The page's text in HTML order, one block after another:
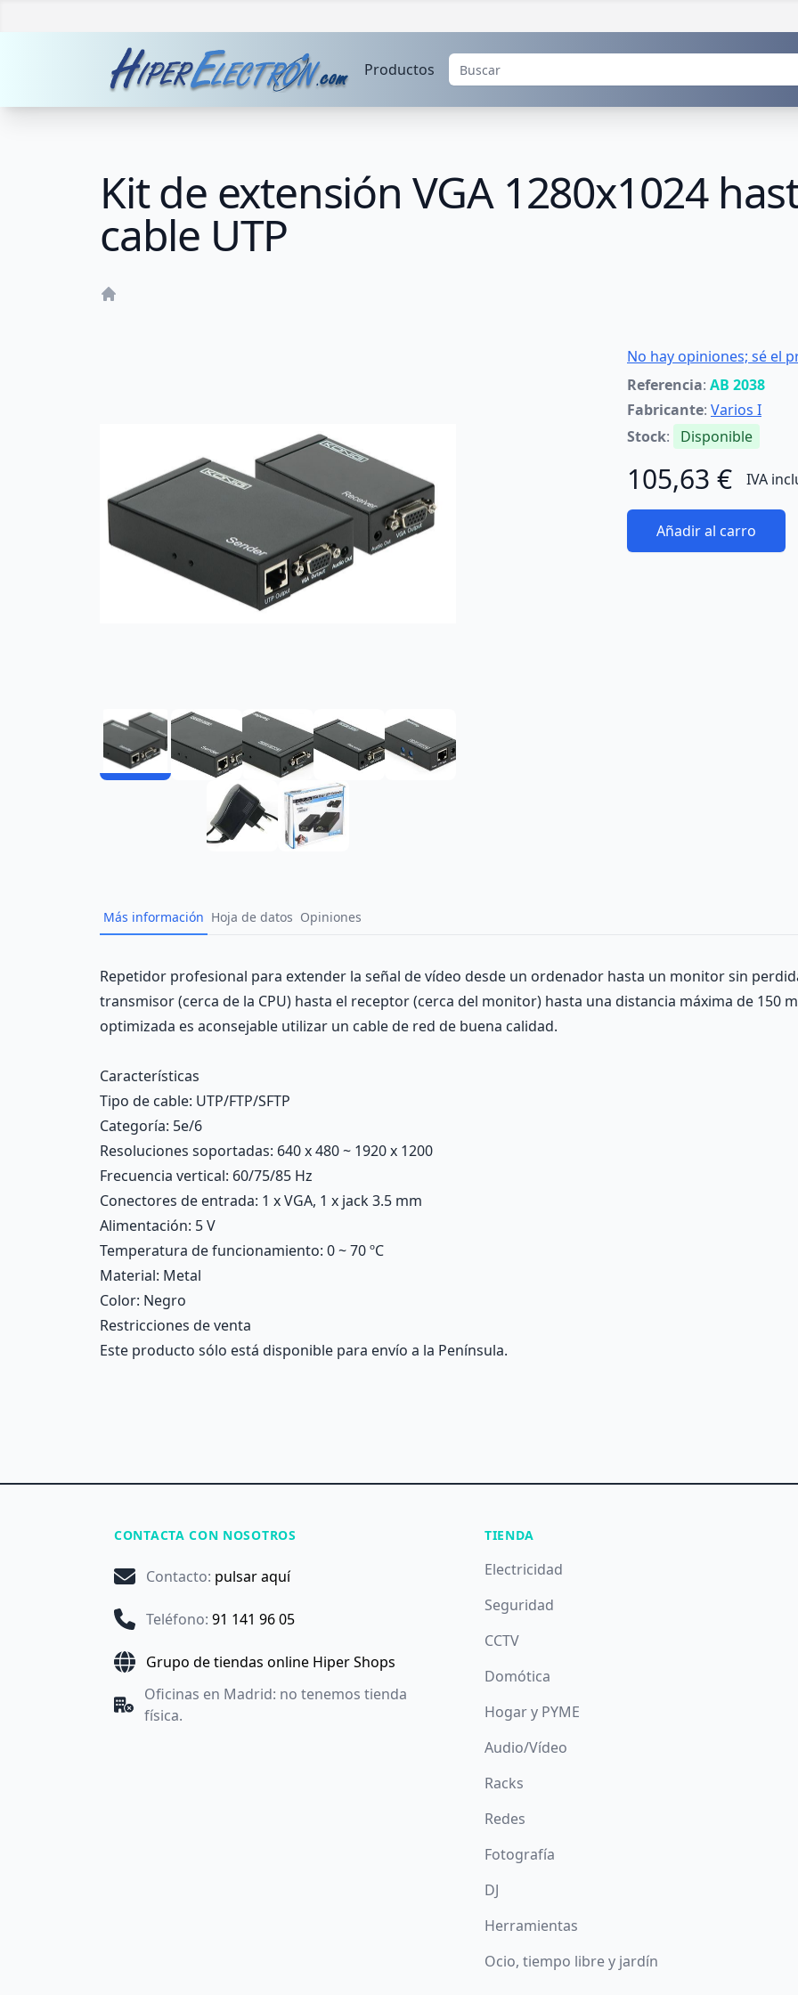
Productos
Kit de extensión VGA 1280x1024
cable UTP
No hay opiniones; sé el
Referencia: AB 2038
Fabricante: Varios I
Stock: Disponible
105,63 € IVA
Añadir al carro
Más información Hoja de datos Opiniones
Description
Repetidor profesional para extender la señal de vídeo desde un ordenador hasta un monitor sin
transmisor (cerca de la CPU) hasta el receptor (cerca del monitor) hasta una distancia máxima de 150
optimizada es aconsejable utilizar un cable de red de buena calidad.
Características
Tipo de cable: UTP/FTP/SFTP
Categoría: 5e/6
Resoluciones soportadas: 640 x 480 ~ 1920 x 1200
Frecuencia vertical: 60/75/85 Hz
Conectores de entrada: 1 x VGA, 1 x jack 3.5 mm
Alimentación: 5 V
Temperatura de funcionamiento: 0 ~ 70 ºC
Material: Metal
Color: Negro
Restricciones de venta
Este producto sólo está disponible para envío a la Península.
CONTACTA CON NOSOTROS
Contacto: pulsar aquí
Teléfono: 91 141 96 05
Grupo de tiendas online Hiper Shops
Oficinas en Madrid: no tenemos tienda
física.
TIENDA
Electricidad
Seguridad
CCTV
Domótica
Hogar y PYME
Audio/Vídeo
Racks
Redes
Fotografía
DJ
Herramientas
Ocio, tiempo libre y jardín